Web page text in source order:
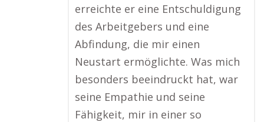
erreichte er eine Entschuldigung
des Arbeitgebers und eine
Abfindung, die mir einen
Neustart ermöglichte. Was mich
besonders beeindruckt hat, war
seine Empathie und seine
Fähigkeit, mir in einer so